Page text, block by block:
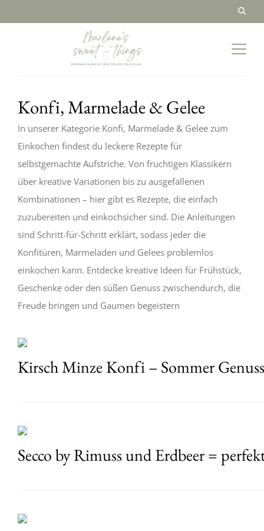
Konfi, Marmelade & Gelee
In unserer Kategorie Konfi, Marmelade & Gelee zum
Einkochen findest du leckere Rezepte für
selbstgemachte Aufstriche. Von fruchtigen Klassikern
über kreative Variationen bis zu ausgefallenen
Kombinationen – hier gibt es Rezepte, die einfach
zuzubereiten und einkochsicher sind. Die Anleitungen
sind Schritt-für-Schritt erklärt, sodass jeder die
Konfitüren, Marmeladen und Gelees problemlos
einkochen kann. Entdecke kreative Ideen für Frühstück,
Geschenke oder den süßen Genuss zwischendurch, die
Freude bringen und Gaumen begeistern
Kirsch Minze Konfi – Sommer
Secco by Rimuss und Erdbeer =